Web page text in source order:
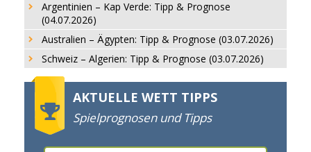
Argentinien – Kap Verde: Tipp & Prognose
(04.07.2026)
Australien – Ägypten: Tipp & Prognose (03.07.2026)
Schweiz – Algerien: Tipp & Prognose (03.07.2026)
AKTUELLE WETT TIPPS
Spielprognosen und Tipps